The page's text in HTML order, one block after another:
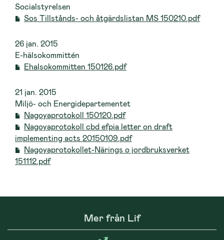
Socialstyrelsen
Sos Tillstånds- och åtgärdslistan MS 150210.pdf
26 jan. 2015
E-hälsokommittén
Ehalsokommitten 150126.pdf
21 jan. 2015
Miljö- och Energidepartementet
Nagoyaprotokoll 150120.pdf
Nagoyaprotokoll cbd efpia letter on draft
implementing acts 20150109.pdf
Nagoyaprotokollet-Närings o jordbruksverket
151112.pdf
Mer från Lif